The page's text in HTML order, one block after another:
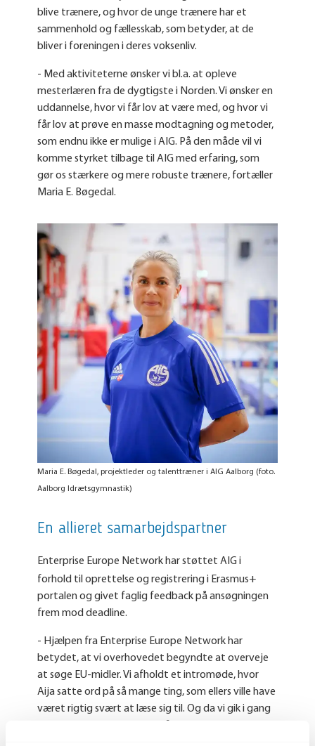
blive trænere, og hvor de unge trænere har et
sammenhold og fællesskab, som betyder, at de
bliver i foreningen i deres voksenliv.
- Med aktiviteterne ønsker vi bl.a. at opleve
mesterlæren fra de dygtigste i Norden. Vi ønsker en
uddannelse, hvor vi får lov at være med, og hvor vi
får lov at prøve en masse modtagning og metoder,
som endnu ikke er mulige i AIG. På den måde vil vi
komme styrket tilbage til AIG med erfaring, som
gør os stærkere og mere robuste trænere, fortæller
Maria E. Bøgedal.
Maria E. Bøgedal, projektleder og talenttræner i AIG Aalborg (foto.
Aalborg Idrætsgymnastik)
En allieret samarbejdspartner
Enterprise Europe Network har støttet AIG i
forhold til oprettelse og registrering i Erasmus+
portalen og givet faglig feedback på ansøgningen
frem mod deadline.
- Hjælpen fra Enterprise Europe Network har
betydet, at vi overhovedet begyndte at overveje
at søge EU-midler. Vi afholdt et intromøde, hvor
Aija satte ord på så mange ting, som ellers ville have
været rigtig svært at læse sig til. Og da vi gik i gang